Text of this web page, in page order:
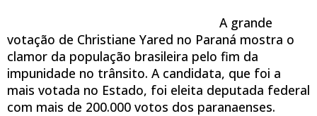
A grande
votação de Christiane Yared no Paraná mostra o
clamor da população brasileira pelo fim da
impunidade no trânsito. A candidata, que foi a
mais votada no Estado, foi eleita deputada federal
com mais de 200.000 votos dos paranaenses.